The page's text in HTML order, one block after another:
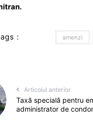
: amenzi
Articolul anterior
Taxă specială pentru
administrator de